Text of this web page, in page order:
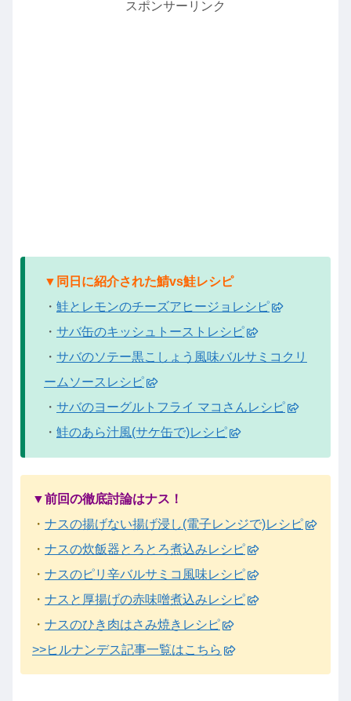
スポンサーリンク
▼同日に紹介された鯖vs鮭レシピ
・ 鮭とレモンのチーズアヒージョレシピ
・ サバ缶のキッシュトーストレシピ
・ サバのソテー黒こしょう風味バルサミコクリ
ームソースレシピ
・ サバのヨーグルトフライ マコさんレシピ
・ 鮭のあら汁風(サケ缶で)レシピ
▼前回の徹底討論はナス！
・ ナスの揚げない揚げ浸し(電子レンジで)レシピ
・ ナスの炊飯器とろとろ煮込みレシピ
・ ナスのピリ辛バルサミコ風味レシピ
・ ナスと厚揚げの赤味噌煮込みレシピ
・ ナスのひき肉はさみ焼きレシピ
>>ヒルナンデス記事一覧はこちら